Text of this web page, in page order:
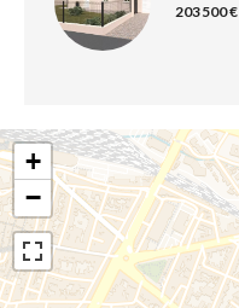
203 500 €
+
−